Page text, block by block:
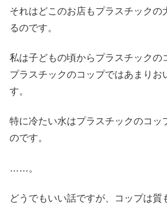
それはどこのお店もプラスチックの
るのです。
私は子どもの頃からプラスチックの
プラスチックのコップではあまりお
す。
特に冷たい水はプラスチックのコッ
のです。
……。
どうでもいい話ですが、コップは質